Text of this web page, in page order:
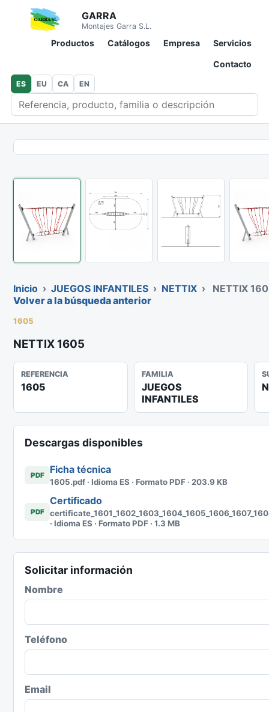
GARRA
Montajes Garra S.L.
Productos Catálogos Empresa Servicios
Contacto
Buscar en catálogo
ES EU CA EN
Inicio › JUEGOS INFANTILES › NETTIX ›
NETTIX
Volver a la búsqueda anterior
1605
NETTIX 1605
REFERENCIA
1605
FAMILIA
JUEGOS
INFANTILES
Descargas disponibles
PDF Ficha técnica
1605.pdf · Idioma ES · Formato PDF · 203.9 KB
PDF
Certificado
· Idioma ES · Formato PDF · 1.3 MB
Solicitar información
Nombre
Teléfono
Email